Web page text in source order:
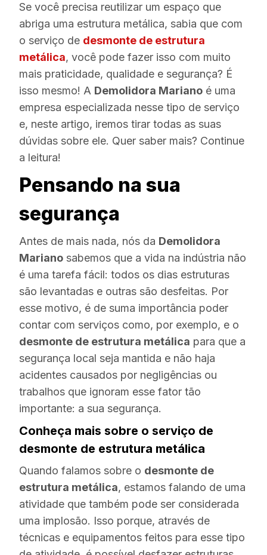
Se você precisa reutilizar um espaço que
abriga uma estrutura metálica, sabia que com
o serviço de desmonte de estrutura
metálica, você pode fazer isso com muito
mais praticidade, qualidade e segurança? É
isso mesmo! A Demolidora Mariano é uma
empresa especializada nesse tipo de serviço
e, neste artigo, iremos tirar todas as suas
dúvidas sobre ele. Quer saber mais? Continue
a leitura!
Pensando na sua
segurança
Antes de mais nada, nós da Demolidora
Mariano sabemos que a vida na indústria não
é uma tarefa fácil: todos os dias estruturas
são levantadas e outras são desfeitas. Por
esse motivo, é de suma importância poder
contar com serviços como, por exemplo, e o
desmonte de estrutura metálica para que a
segurança local seja mantida e não haja
acidentes causados por negligências ou
trabalhos que ignoram esse fator tão
importante: a sua segurança.
Conheça mais sobre o serviço de
desmonte de estrutura metálica
Quando falamos sobre o desmonte de
estrutura metálica, estamos falando de uma
atividade que também pode ser considerada
uma implosão. Isso porque, através de
técnicas e equipamentos feitos para esse tipo